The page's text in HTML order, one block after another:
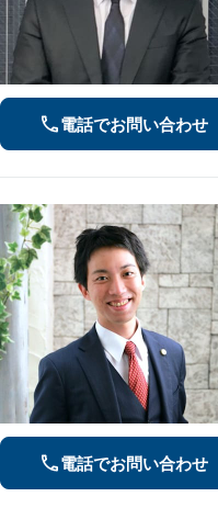
電話でお問い合わせ
電話でお問い合わせ